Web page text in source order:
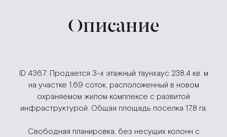
Описание
ID 4367: Продается 3-х этажный таунхаус 238,4 кв. м
на участке 1,69 соток, расположенный в новом
охраняемом жилом комплексе с развитой
инфраструктурой. Общая площадь поселка 17,8 га.
Свободная планировка, без несущих колонн с